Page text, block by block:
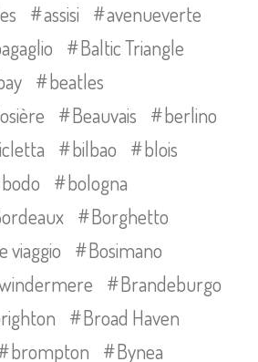
assisi
avenueverte
Baltic Triangle
beatles
Beauvais
berlino
bilbao
blois
bodo
bologna
Borghetto
viaggio
Bosimano
Brandeburgo
Broad Haven
brompton
Bynea